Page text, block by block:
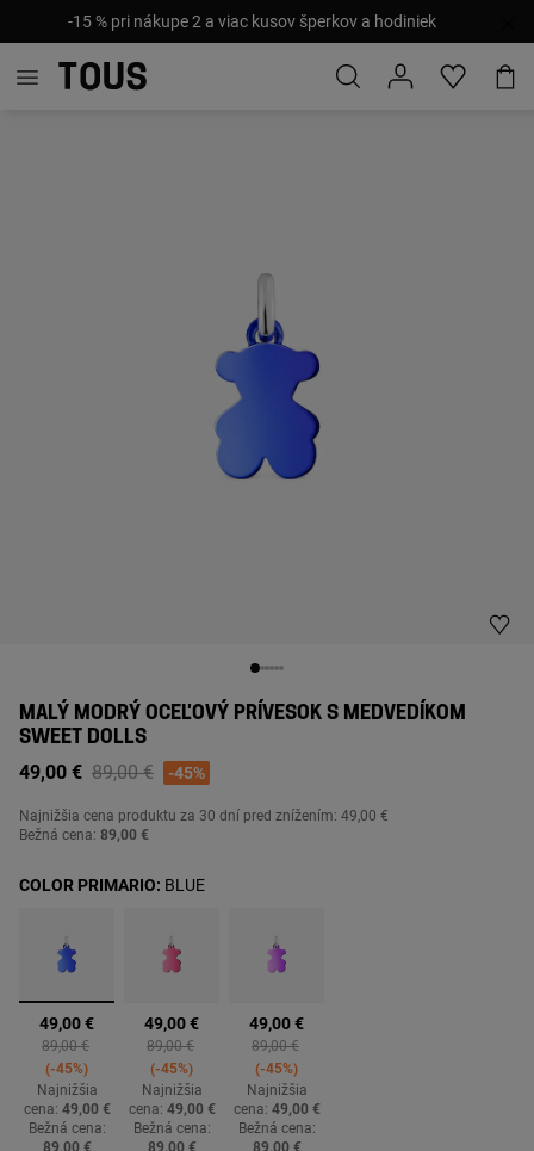
-15 % pri nákupe 2 a viac kusov šperkov a hodiniek
MALÝ MODRÝ OCEĽOVÝ PRÍVESOK S MEDVEDÍKOM
SWEET DOLLS
49,00 € Price reduced from
89,00 €to-45%
Najnižšia cena produktu za 30 dní pred znížením: 49,00 €
Bežná cena: 89,00 €
vybrané
49,00 €
Price reduced from
89,00 €to
-45%
Najnižšia
cena: 49,00 €
Bežná cena:
89,00 €
49,00 €
Price reduced from
89,00 €to
-45%
Najnižšia
cena: 49,00 €
Bežná cena:
89,00 €
49,00 €
Price reduced from
89,00 €to
-45%
Najnižšia
cena: 49,00 €
Bežná cena:
89,00 €
COLOR PRIMARIO: BLUE